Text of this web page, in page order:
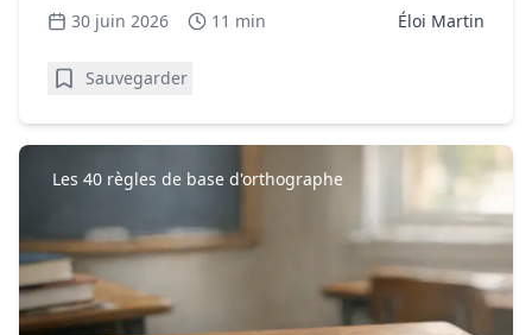
30 juin 2026 11 min Éloi Martin
Sauvegarder
Les 40 règles de base d'orthographe